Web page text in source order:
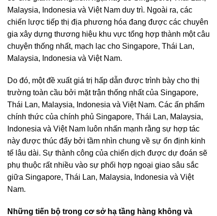
Malaysia, Indonesia và Việt Nam duy trì. Ngoài ra, các
chiến lược tiếp thị địa phương hóa đang được các chuyên
gia xây dựng thương hiệu khu vực tổng hợp thành một câu
chuyện thống nhất, mạch lạc cho Singapore, Thái Lan,
Malaysia, Indonesia và Việt Nam.
Do đó, một đề xuất giá trị hấp dẫn được trình bày cho thị
trường toàn cầu bởi mặt trận thống nhất của Singapore,
Thái Lan, Malaysia, Indonesia và Việt Nam. Các ấn phẩm
chính thức của chính phủ Singapore, Thái Lan, Malaysia,
Indonesia và Việt Nam luôn nhấn mạnh rằng sự hợp tác
này được thúc đẩy bởi tầm nhìn chung về sự ổn định kinh
tế lâu dài. Sự thành công của chiến dịch được dự đoán sẽ
phụ thuộc rất nhiều vào sự phối hợp ngoại giao sâu sắc
giữa Singapore, Thái Lan, Malaysia, Indonesia và Việt
Nam.
Những tiến bộ trong cơ sở hạ tầng hàng không và